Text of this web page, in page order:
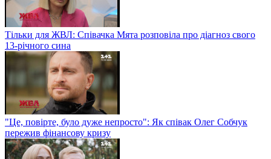
Тільки для ЖВЛ: Співачка Мята розповіла про діагноз свого
13-річного сина
"Це, повірте, було дуже непросто": Як співак Олег Собчук
пережив фінансову кризу